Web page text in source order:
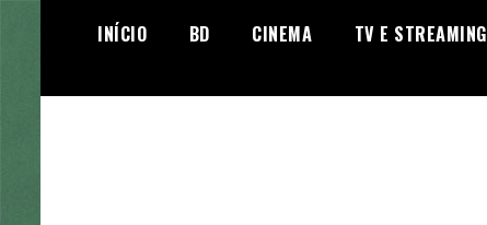
INÍCIO BD CINEMA TV E STREAMING